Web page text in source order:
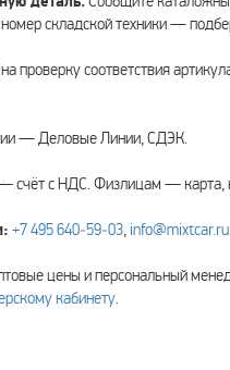
складской техники —
проверку соответствия
— Деловые Линии, СДЭК.
счёт с НДС. Физлицам — карта,
+7 495 640‑59‑03, info@mixtcar.ru
цены и персональный
кабинету.